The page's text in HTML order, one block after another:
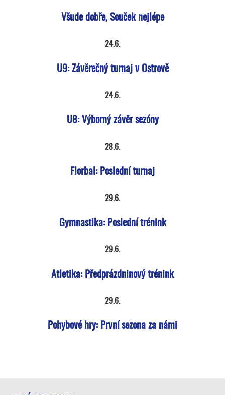
Všude dobře, Souček nejlépe
24.6.
U9: Závěrečný turnaj v Ostrově
24.6.
U8: Výborný závěr sezóny
28.6.
Florbal: Poslední turnaj
29.6.
Gymnastika: Poslední trénink
29.6.
Atletika: Předprázdninový trénink
29.6.
Pohybové hry: První sezona za námi